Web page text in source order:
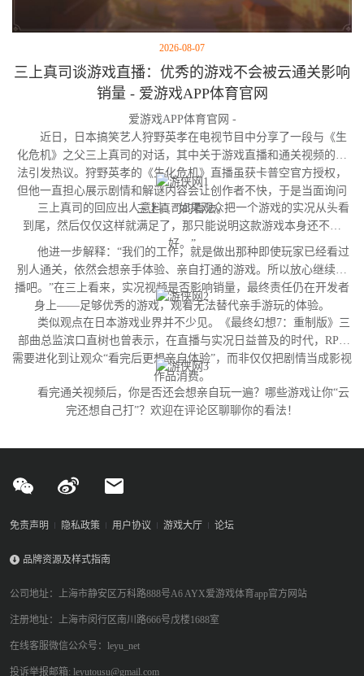
2026-08-07
三上真司谈游戏直播：优秀的游戏不会被云通关影响
销量 - 爱游戏APP体育官网
爱游戏APP体育官网 -
近日，日本搞笑艺人狩野英孝在电视节目中分享了一段与《生
化危机》之父三上真司的对话，其中关于游戏直播和通关视频的看
法引发热议。狩野英孝的《生化危机》直播虽获卡普空官方授权，
但他一直担心展示剧情和解谜内容会让创作者不快，于是当面询问
三上真司的看法。
三上真司的回应出人意料：“如果观众把一个游戏的实况从头看
到尾，然后仅仅这样就满足了，那只能说明这款游戏本身还不够
好。”
他进一步解释：“我们的工作，就是做出那种即使玩家已经看过
别人通关，依然会想亲手体验、亲自打通的游戏。所以放心继续直
播吧。”在三上看来，实况视频是否影响销量，最终责任仍在开发者
身上——足够优秀的游戏，观看无法替代亲手游玩的体验。
类似观点在日本游戏业界并不少见。《最终幻想7：重制版》三
部曲总监滨口直树也曾表示，在直播与实况日益普及的时代，RPG
需要进化到让观众“看完后更想亲自体验”，而非仅仅把剧情当成影视
作品消费。
看完通关视频后，你是否还会想亲自玩一遍？哪些游戏让你“云
完还想自己打”？欢迎在评论区聊聊你的看法！
免责声明 隐私政策 用户协议 游戏大厅 论坛
品牌资源及样式指南
公司地址：上海市静安区万科路888号A6 AYX爱游戏体育app官方网站
注册地址：上海市闵行区南川路666号戊楼1688室
在线客服微信公众号：leyu_net
投诉举报邮箱: leyutousu@gmail.com